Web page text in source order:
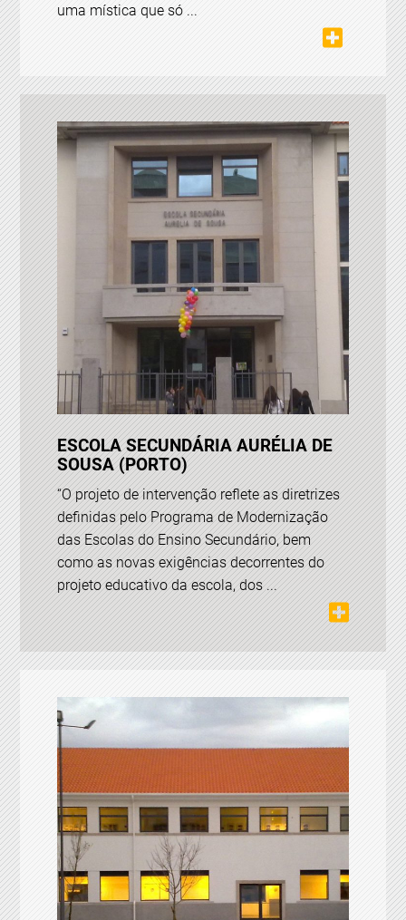
uma mística que só ...
ESCOLA SECUNDÁRIA AURÉLIA DE
SOUSA (PORTO)
“O projeto de intervenção reflete as diretrizes
definidas pelo Programa de Modernização
das Escolas do Ensino Secundário, bem
como as novas exigências decorrentes do
projeto educativo da escola, dos ...